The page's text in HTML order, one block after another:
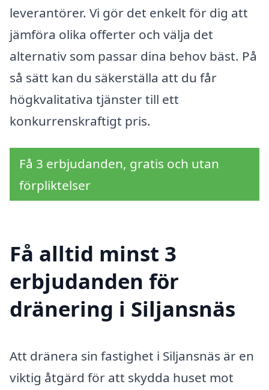
leverantörer. Vi gör det enkelt för dig att
jämföra olika offerter och välja det
alternativ som passar dina behov bäst. På
så sätt kan du säkerställa att du får
högkvalitativa tjänster till ett
konkurrenskraftigt pris.
Få 3 erbjudanden, gratis och utan
förpliktelser
Få alltid minst 3
erbjudanden för
dränering i Siljansnäs
Att dränera sin fastighet i Siljansnäs är en
viktig åtgärd för att skydda huset mot